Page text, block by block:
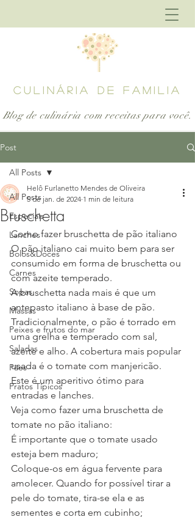
CULINÁRIA DE FAMILIA
Blog de culinária com receitas para você.
Post
All Posts
Especiais
Lanches
Bolos&Doces
Carnes
Sopas
Massas
Peixes e frutos do mar
Saladas
Pães
Pratos Típicos
All Posts
Bruschetta
Helô Furlanetto Mendes de Oliveira
5 de jan. de 2024 1 min de leitura
Como fazer bruschetta de pão italiano
O pão italiano cai muito bem para ser
consumido em forma de bruschetta ou
com azeite temperado.
A bruschetta nada mais é que um
antepasto italiano à base de pão.
Tradicionalmente, o pão é torrado em
uma grelha e temperado com sal,
azeite e alho. A cobertura mais popular
usada é o tomate com manjericão.
Este é um aperitivo ótimo para
entradas e lanches.
Veja como fazer uma bruschetta de
tomate no pão italiano:
É importante que o tomate usado
esteja bem maduro;
Coloque-os em água fervente para
amolecer. Quando for possível tirar a
pele do tomate, tira-se ela e as
sementes e corta em cubinho;